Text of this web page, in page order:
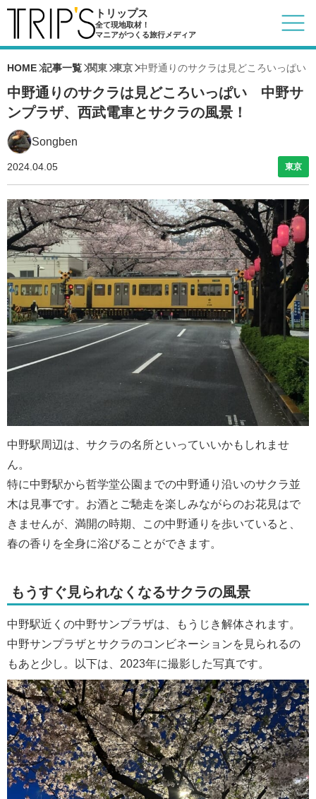
トリップス
全て現地取材！
マニアがつくる旅行メディア
HOME 記事一覧 関東 東京 中野通りのサクラは見どころいっぱい
中野通りのサクラは見どころいっぱい 中野サ
ンプラザ、西武電車とサクラの風景！
Songben
東京
2024.04.05
中野駅周辺は、サクラの名所といっていいかもしれませ
ん。
特に中野駅から哲学堂公園までの中野通り沿いのサクラ並
木は見事です。お酒とご馳走を楽しみながらのお花見はで
きませんが、満開の時期、この中野通りを歩いていると、
春の香りを全身に浴びることができます。
もうすぐ見られなくなるサクラの風景
中野駅近くの中野サンプラザは、もうじき解体されます。
中野サンプラザとサクラのコンビネーションを見られるの
もあと少し。以下は、2023年に撮影した写真です。